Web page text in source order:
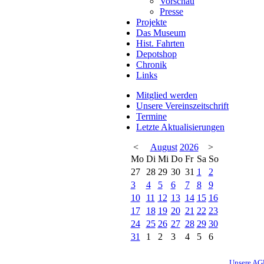
Presse
Projekte
Das Museum
Hist. Fahrten
Depotshop
Chronik
Links
Mitglied werden
Unsere Vereinszeitschrift
Termine
Letzte Aktualisierungen
<
August 2026
>
Mo Di Mi Do Fr Sa So
27
28 29 30 31 1
2
3
4 5 6 7 8
9
10
11 12 13 14 15 16
17
18 19 20 21 22 23
24
25 26 27 28 29 30
31
1 2 3 4 5 6